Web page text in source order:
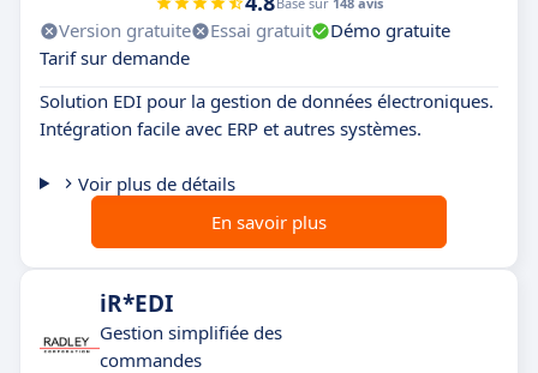
Version gratuite Essai gratuit
Démo gratuite
Tarif sur demande
Solution EDI pour la gestion de données électroniques.
Intégration facile avec ERP et autres systèmes.
Voir plus de détails
En savoir plus
iR*EDI
Gestion simplifiée des
commandes